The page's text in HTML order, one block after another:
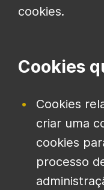
cookies.
Cookies
Cookies
criar uma
cookies
processo